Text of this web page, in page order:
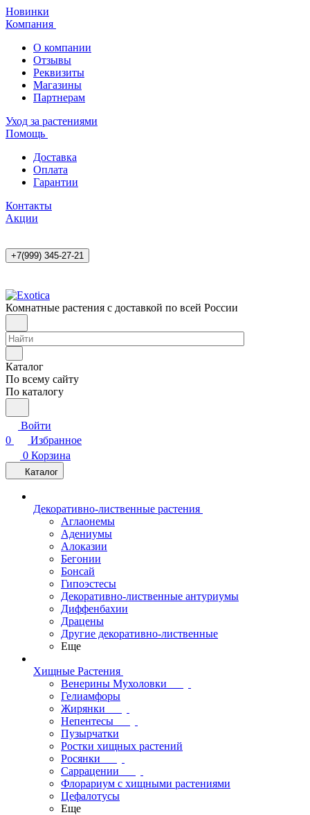
Новинки
Компания
О компании
Отзывы
Реквизиты
Магазины
Партнерам
Уход за растениями
Помощь
Доставка
Оплата
Гарантии
Контакты
Акции
+7(999) 345-27-21
Комнатные растения с доставкой по всей России
Каталог
По всему сайту
По каталогу
Войти
0
Избранное
0 Корзина
Каталог
Декоративно-лиственные растения
Аглаонемы
Адениумы
Алоказии
Бегонии
Бонсай
Гипоэстесы
Декоративно-лиственные антуриумы
Диффенбахии
Драцены
Другие декоративно-лиственные
Еще
Хищные Растения
Венерины Мухоловки
Гелиамфоры
Жирянки
Непентесы
Пузырчатки
Ростки хищных растений
Росянки
Саррацении
Флорариум с хищными растениями
Цефалотусы
Еще